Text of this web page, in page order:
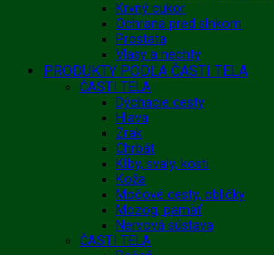
Krvný cukor
Ochrana pred slnkom
Prostata
Vlasy a nechty
PRODUKTY PODĽA ČASTI TELA
ČASTI TELA
Dýchacie cesty
Hlava
Zrak
Chrbát
Kĺby, svaly, kosti
Koža
Močové cesty, obličky
Mozog, pamäť
Nervová sústava
ČASTI TELA